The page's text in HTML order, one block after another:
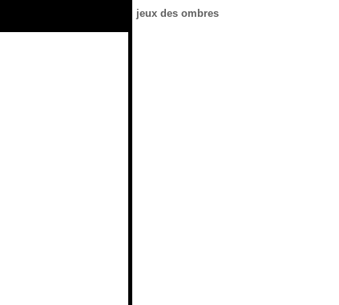
jeux des ombres